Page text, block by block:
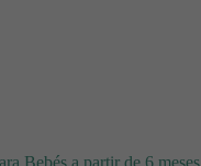
Bebés a partir de 6 meses